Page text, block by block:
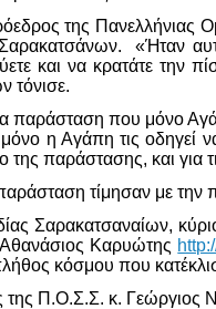
της Πανελλήνιας
«Ήταν
και να κρατάτε την
τόνισε.
παράσταση που μόνο
μόνο η Αγάπη τις οδηγεί
της παράστασης, και για
τίμησαν με την
Σαρακατσαναίων,
Καρυώτης
κόσμου που
Π.Ο.Σ.Σ. κ. Γεώργιος